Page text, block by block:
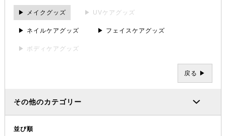
▶ メイクグッズ ▶ UVケアグッズ
▶ ネイルケアグッズ ▶ フェイスケアグッズ
▶ ボディケアグッズ
戻る ▶
その他のカテゴリー
並び順